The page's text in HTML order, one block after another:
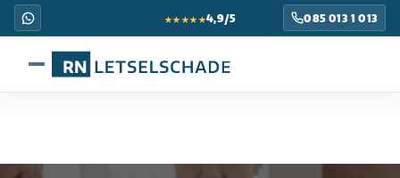
★★★★★4,9/5 085 013 1 013